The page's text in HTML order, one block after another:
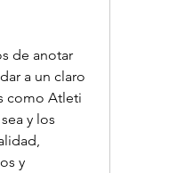
de anotar
a un claro
como Atleti
y los
y